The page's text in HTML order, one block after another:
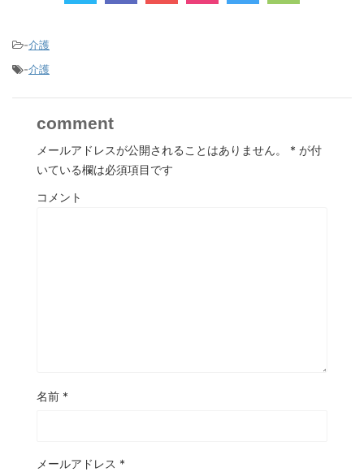
-介護
-介護
comment
メールアドレスが公開されることはありません。 * が付
いている欄は必須項目です
コメント
名前 *
メールアドレス *